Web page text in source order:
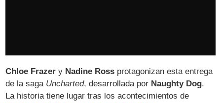
Chloe Frazer y Nadine Ross protagonizan esta entrega
de la saga Uncharted, desarrollada por Naughty Dog.
La historia tiene lugar tras los acontecimientos de